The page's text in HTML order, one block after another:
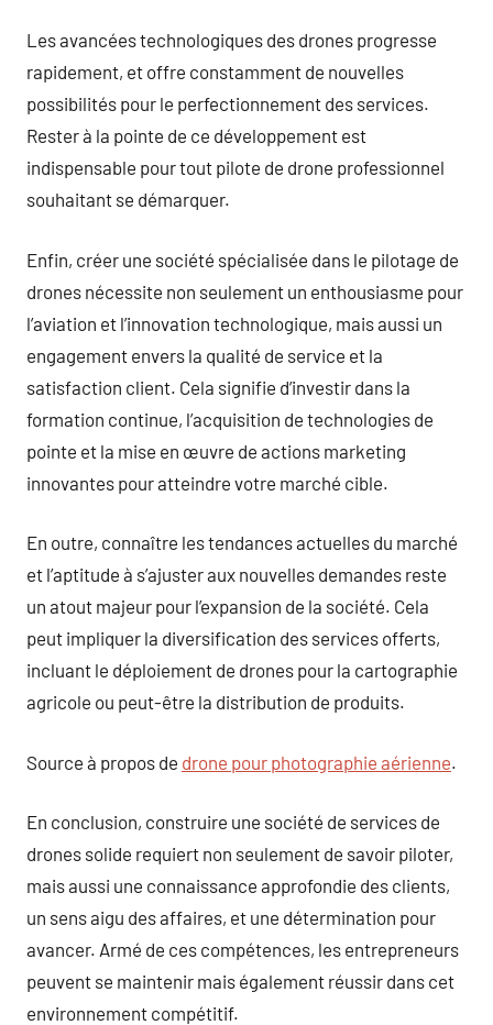
Les avancées technologiques des drones progresse
rapidement, et offre constamment de nouvelles
possibilités pour le perfectionnement des services.
Rester à la pointe de ce développement est
indispensable pour tout pilote de drone professionnel
souhaitant se démarquer.
Enfin, créer une société spécialisée dans le pilotage de
drones nécessite non seulement un enthousiasme pour
l’aviation et l’innovation technologique, mais aussi un
engagement envers la qualité de service et la
satisfaction client. Cela signifie d’investir dans la
formation continue, l’acquisition de technologies de
pointe et la mise en œuvre de actions marketing
innovantes pour atteindre votre marché cible.
En outre, connaître les tendances actuelles du marché
et l’aptitude à s’ajuster aux nouvelles demandes reste
un atout majeur pour l’expansion de la société. Cela
peut impliquer la diversification des services offerts,
incluant le déploiement de drones pour la cartographie
agricole ou peut-être la distribution de produits.
Source à propos de drone pour photographie aérienne.
En conclusion, construire une société de services de
drones solide requiert non seulement de savoir piloter,
mais aussi une connaissance approfondie des clients,
un sens aigu des affaires, et une détermination pour
avancer. Armé de ces compétences, les entrepreneurs
peuvent se maintenir mais également réussir dans cet
environnement compétitif.